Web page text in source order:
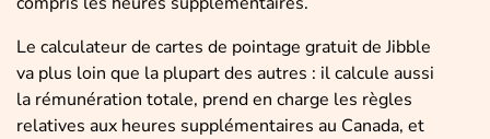
Le calculateur de cartes de pointage gratuit de Jibble
va plus loin que la plupart des autres : il calcule aussi
la rémunération totale, prend en charge les règles
relatives aux heures supplémentaires au Canada, et